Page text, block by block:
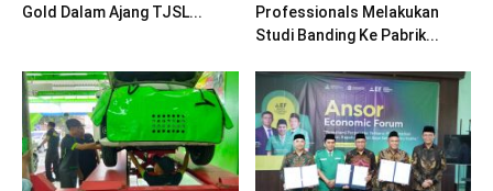
Gold Dalam Ajang TJSL...
Professionals Melakukan
Studi Banding Ke Pabrik...